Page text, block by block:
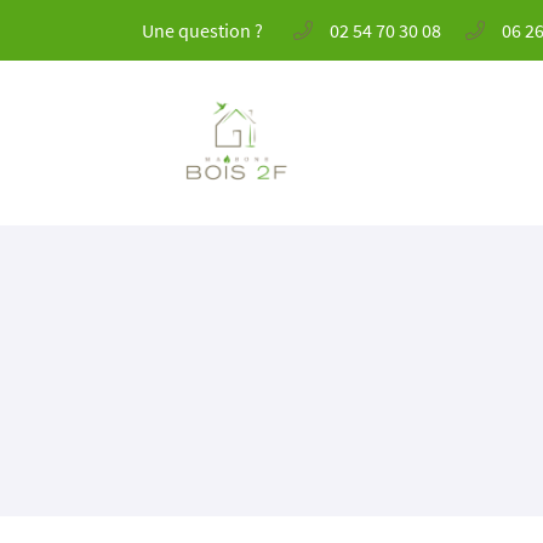
Une question ? 02 54 70 30 08 06
41 Rue André Boulle